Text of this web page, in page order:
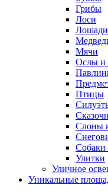
Грибы
Лоси
Лошади
Мячи
Ослы и
Птицы
Слоны
Собаки
Улитки
Уличное
Уникальные